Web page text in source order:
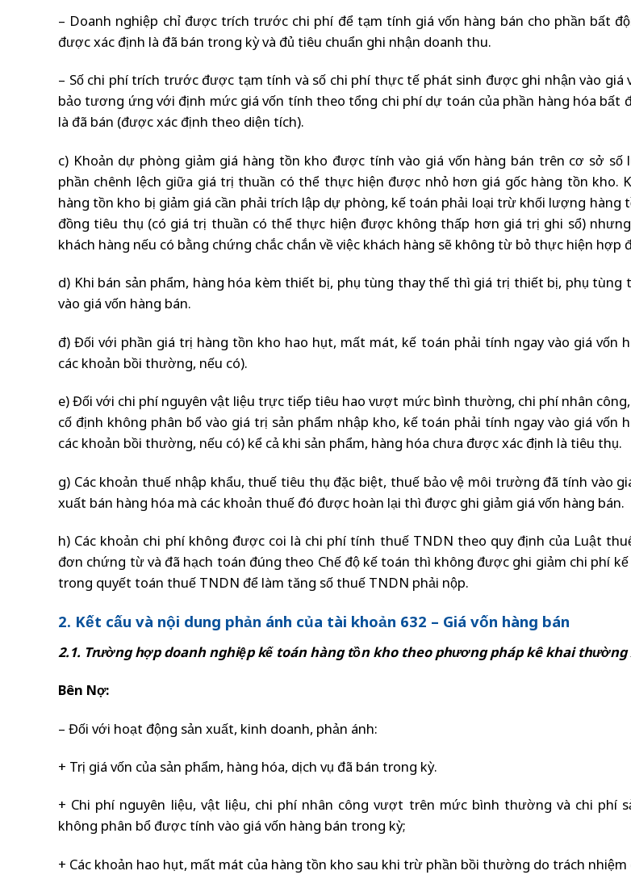
– Doanh nghiệp chỉ được trích trước chi phí để tạm tính giá vốn hàng bán cho phần bất
được xác định là đã bán trong kỳ và đủ tiêu chuẩn ghi nhận doanh thu.
– Số chi phí trích trước được tạm tính và số chi phí thực tế phát sinh được ghi nhận vào giá
bảo tương ứng với định mức giá vốn tính theo tổng chi phí dự toán của phần hàng hóa bất
là đã bán (được xác định theo diện tích).
c) Khoản dự phòng giảm giá hàng tồn kho được tính vào giá vốn hàng bán trên cơ sở
phần chênh lệch giữa giá trị thuần có thể thực hiện được nhỏ hơn giá gốc hàng tồn kho.
hàng tồn kho bị giảm giá cần phải trích lập dự phòng, kế toán phải loại trừ khối lượng hàng
đồng tiêu thụ (có giá trị thuần có thể thực hiện được không thấp hơn giá trị ghi sổ)
khách hàng nếu có bằng chứng chắc chắn về việc khách hàng sẽ không từ bỏ thực hiện hợp
d) Khi bán sản phẩm, hàng hóa kèm thiết bị, phụ tùng thay thế thì giá trị thiết bị, phụ
vào giá vốn hàng bán.
đ) Đối với phần giá trị hàng tồn kho hao hụt, mất mát, kế toán phải tính ngay vào giá vốn
các khoản bồi thường, nếu có).
e) Đối với chi phí nguyên vật liệu trực tiếp tiêu hao vượt mức bình thường, chi phí nhân
cố định không phân bổ vào giá trị sản phẩm nhập kho, kế toán phải tính ngay vào giá vốn
các khoản bồi thường, nếu có) kể cả khi sản phẩm, hàng hóa chưa được xác định là tiêu thụ.
g) Các khoản thuế nhập khẩu, thuế tiêu thụ đặc biệt, thuế bảo vệ môi trường đã tính vào
xuất bán hàng hóa mà các khoản thuế đó được hoàn lại thì được ghi giảm giá vốn hàng bán.
h) Các khoản chi phí không được coi là chi phí tính thuế TNDN theo quy định của Luật
đơn chứng từ và đã hạch toán đúng theo Chế độ kế toán thì không được ghi giảm chi phí
trong quyết toán thuế TNDN để làm tăng số thuế TNDN phải nộp.
2. Kết cấu và nội dung phản ánh của tài khoản 632 – Giá vốn hàng bán
2.1. Trường hợp doanh nghiệp kế toán hàng tồn kho theo phương pháp kê khai
Bên Nợ:
– Đối với hoạt động sản xuất, kinh doanh, phản ánh:
+ Trị giá vốn của sản phẩm, hàng hóa, dịch vụ đã bán trong kỳ.
+ Chi phí nguyên liệu, vật liệu, chi phí nhân công vượt trên mức bình thường và chi phí
không phân bổ được tính vào giá vốn hàng bán trong kỳ;
+ Các khoản hao hụt, mất mát của hàng tồn kho sau khi trừ phần bồi thường do trách nhiệm